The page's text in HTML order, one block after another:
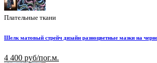
Плательные ткани
Шелк матовый стрейч дизайн разноцветные мазки на
4 400 руб/пог.м.